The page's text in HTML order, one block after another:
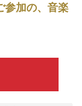
参加の、音楽